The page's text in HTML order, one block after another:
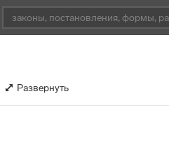
Развернуть